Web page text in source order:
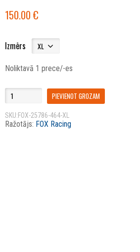
150.00
Izmērs
Noliktavā 1 prece/-es
PIEVIENOT GROZAM
SKU:FOX-25786-464-XL
Ražotājs: FOX Racing